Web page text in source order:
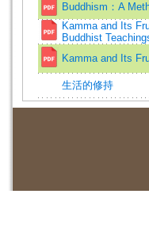
Buddhism：A
Kamma and Its
Buddhist
Kamma and Its
生活的修持